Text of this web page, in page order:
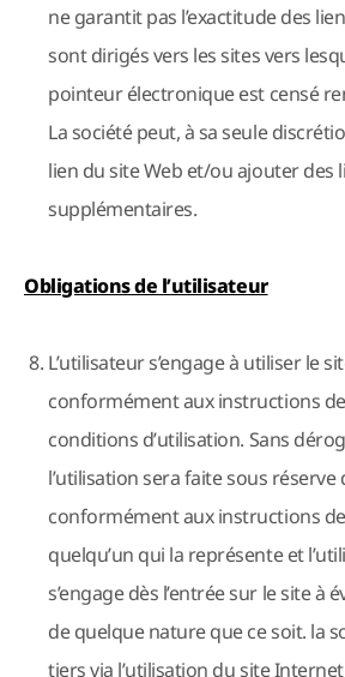
ne garantit pas l’exactitude des
sont dirigés vers les sites vers
pointeur électronique est censé
La société peut, à sa seule
lien du site Web et/ou ajouter des
supplémentaires.
Obligations de l’utilisateur
L’utilisateur s’engage à utiliser le
conformément aux instructions
conditions d’utilisation. Sans
l’utilisation sera faite sous
conformément aux instructions
quelqu’un qui la représente et
s’engage dès l’entrée sur le site
de quelque nature que ce soit. la
tiers via l’utilisation du site Internet.